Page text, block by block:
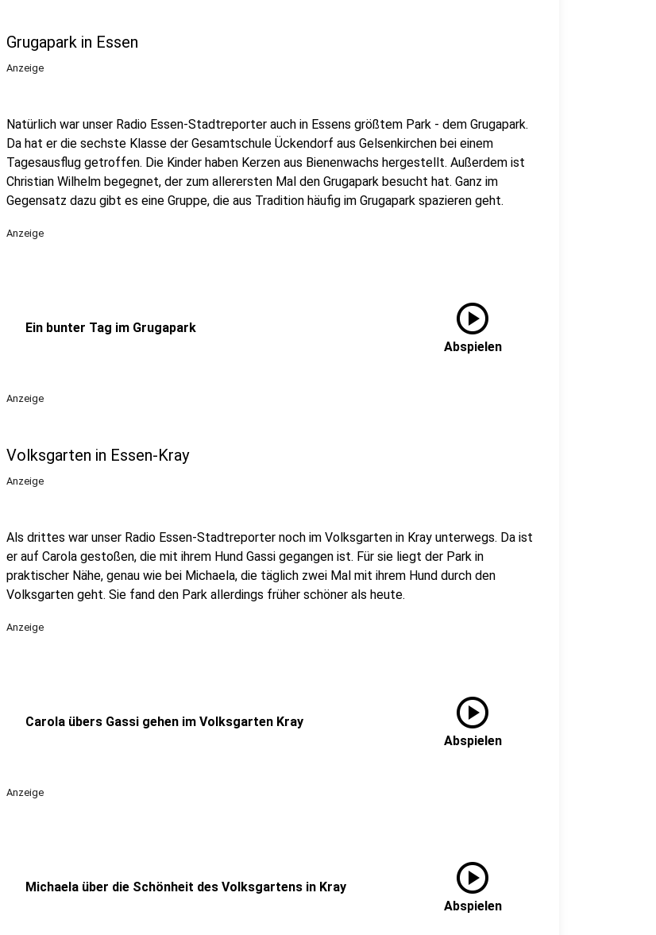
Grugapark in Essen
Anzeige
Natürlich war unser Radio Essen-Stadtreporter auch in Essens größtem Park - dem Grugapark.
Da hat er die sechste Klasse der Gesamtschule Ückendorf aus Gelsenkirchen bei einem
Tagesausflug getroffen. Die Kinder haben Kerzen aus Bienenwachs hergestellt. Außerdem ist
Christian Wilhelm begegnet, der zum allerersten Mal den Grugapark besucht hat. Ganz im
Gegensatz dazu gibt es eine Gruppe, die aus Tradition häufig im Grugapark spazieren geht.
Anzeige
Ein bunter Tag im Grugapark play_circle
Abspielen
Anzeige
Volksgarten in Essen-Kray
Anzeige
Als drittes war unser Radio Essen-Stadtreporter noch im Volksgarten in Kray unterwegs. Da ist
er auf Carola gestoßen, die mit ihrem Hund Gassi gegangen ist. Für sie liegt der Park in
praktischer Nähe, genau wie bei Michaela, die täglich zwei Mal mit ihrem Hund durch den
Volksgarten geht. Sie fand den Park allerdings früher schöner als heute.
Anzeige
Carola übers Gassi gehen im Volksgarten Kray play_circle
Abspielen
Anzeige
Michaela über die Schönheit des Volksgartens in Kray play_circle
Abspielen